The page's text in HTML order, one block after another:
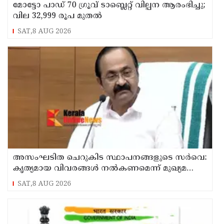
മോട്ടോ പാഡ് 70 ഗ്രൂവ് ടാബ്ലെറ്റ് വില്പന ആരംഭിച്ചു;
വില 32,999 രൂപ മുതൽ
SAT,8 AUG 2026
അസംഘടിത ചെറുകിട സ്ഥാപനങ്ങളുടെ സർവെ:
കൃത്യമായ വിവരങ്ങൾ നൽകണമെന്ന് മുഖ്യമന്ത്രി
വി ഡി സതീശൻ
SAT,8 AUG 2026